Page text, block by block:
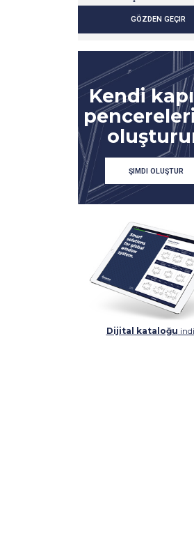
GÖZDEN GEÇIR
Kendi
ŞIMDI OLUŞTUR
Dijital kataloğu